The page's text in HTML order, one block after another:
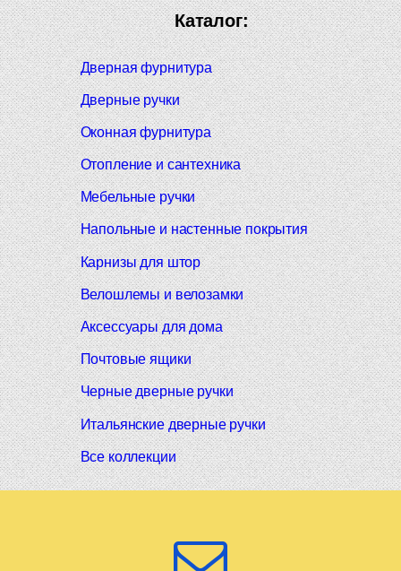
Каталог:
Дверная фурнитура
Дверные ручки
Оконная фурнитура
Отопление и сантехника
Мебельные ручки
Напольные и настенные покрытия
Карнизы для штор
Велошлемы и велозамки
Аксессуары для дома
Почтовые ящики
Черные дверные ручки
Итальянские дверные ручки
Все коллекции